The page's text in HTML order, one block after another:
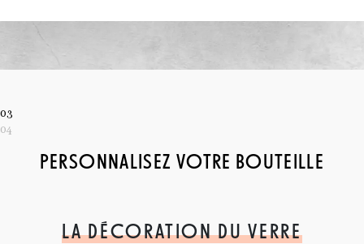
03
04
PERSONNALISEZ VOTRE BOUTEILLE
LA DÉCORATION DU VERRE